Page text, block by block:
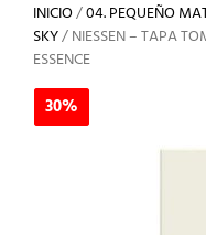
INICIO/04. PEQUEÑO
SKY/ NIESSEN – TAPA
ESSENCE
30%
30%